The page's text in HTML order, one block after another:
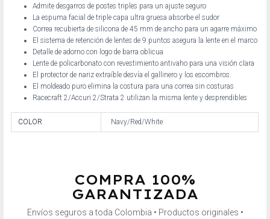
Admite desgarros de postes triples para un ajuste seguro
La espuma facial de triple capa ultra gruesa absorbe el sudor
Correa recubierta de silicona de 45 mm de ancho para un agarre máximo
El sistema de retención de lentes de 9 puntos asegura la lente en el marco
Detalle de adorno con logo de barra oblicua
Lente de policarbonato con revestimiento antivaho para una visión clara
El protector de nariz extraíble desvía el gallinero y los escombros.
El moldeado puro elimina la costura para una correa sin costuras
Racecraft 2/Accuri 2/Strata 2 utilizan la misma lente y desprendibles
COLOR Navy/Red/White
COMPRA 100%
GARANTIZADA
Envíos seguros a toda Colombia • Productos originales •